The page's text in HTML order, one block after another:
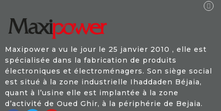
Maxipower a vu le jour le 25 janvier 2010 , elle est
spécialisée dans la fabrication de produits
électroniques et électroménagers. Son siège social
est situé à la zone industrielle Ihaddaden Béjaia,
quant à l’usine elle est implantée à la zone
d’activité de Oued Ghir, à la périphérie de Bejaia.